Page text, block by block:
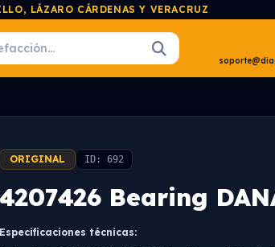
LÁZARO CÁRDENAS Y VERACRUZ
ORIGINAL ID: 692
4207426 Bearing
Especificaciones técnicas: